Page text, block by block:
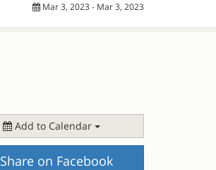
Mar 3, 2023 - Mar 3, 2023
Add to Calendar
Share on Facebook